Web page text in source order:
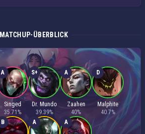
MATCHUP-ÜBERBLICK
A
Singed
35.71%
S+
Dr. Mundo
39.39%
A
Zaahen
40%
D
Malphite
40.7%
B A A